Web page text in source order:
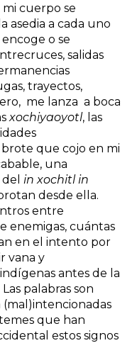
cuerpo se
asedia a cada uno
o se
salidas
trayectos,
me lanza a boca
xochiyaoyotl, las
brote que cojo en mi
una
in xochitl in
desde ella.
entre
enemigas, cuántas
en el intento por
vana y
antes de la
palabras son
(mal)intencionadas
que han
estos signos